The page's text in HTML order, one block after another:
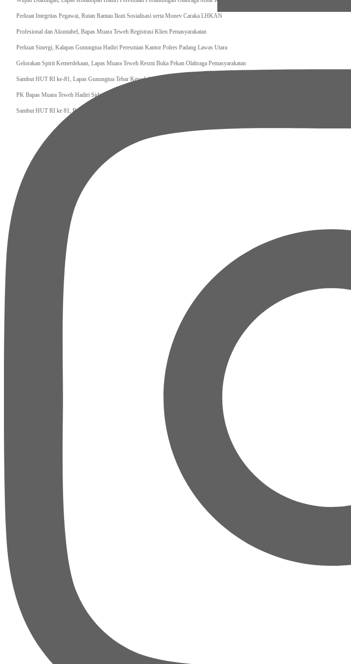
Perkuat Integritas Pegawai, Rutan Rantau Ikuti Sosialisasi serta Monev Caraka LHKAN
‎Profesional dan Akuntabel, Bapas Muara Teweh Registrasi Klien Pemasyarakatan
Perkuat Sinergi, Kalapas Gunungtua Hadiri Peresmian Kantor Polres Padang Lawas Utara
Gelorakan Spirit Kemerdekaan, Lapas Muara Teweh Resmi Buka Pekan Olahraga Pemasyarakatan
Sambut HUT RI ke-81, Lapas Gunungtua Tebar Kepedulian Lewat Bansos
‎PK Bapas Muara Teweh Hadiri Sidang TPP di Lapas Muara Teweh Bersama Kanwil Ditjenpas Kalteng
‎Sambut HUT RI ke 81, Bapas Muara Teweh Gelar Bakti Sosial ke Panti Asuhan